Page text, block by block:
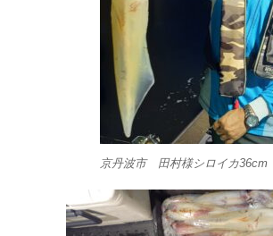
京丹波市 田村様シロイカ36cm